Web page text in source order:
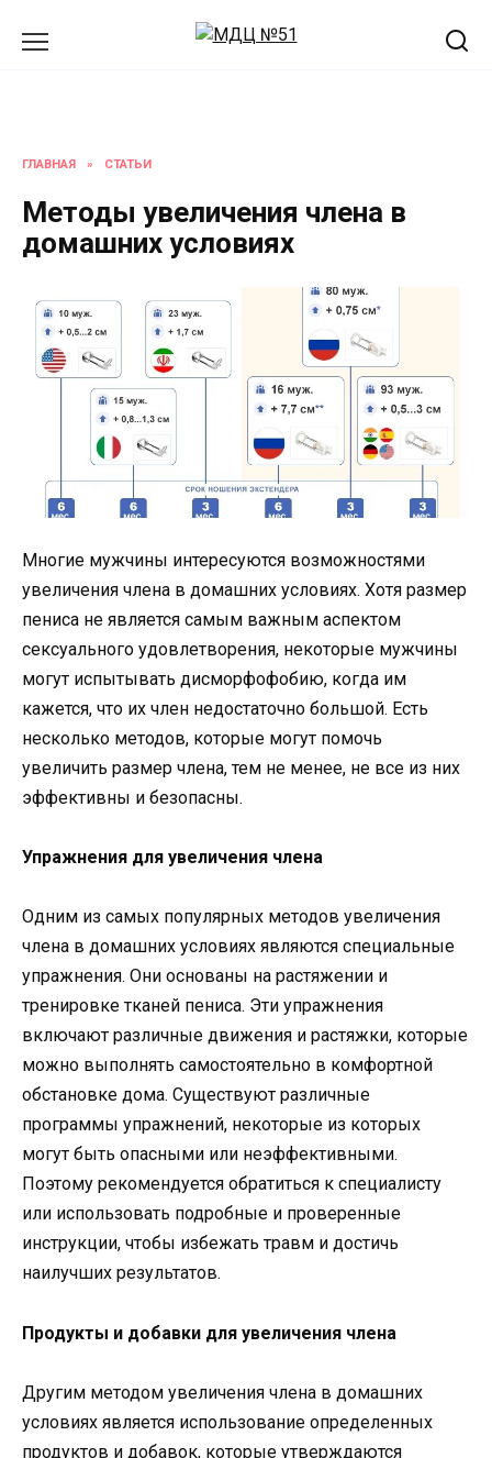
ГЛАВНАЯ » СТАТЬИ
Методы увеличения члена в
домашних условиях
Многие мужчины интересуются возможностями
увеличения члена в домашних условиях. Хотя размер
пениса не является самым важным аспектом
сексуального удовлетворения, некоторые мужчины
могут испытывать дисморфофобию, когда им
кажется, что их член недостаточно большой. Есть
несколько методов, которые могут помочь
увеличить размер члена, тем не менее, не все из них
эффективны и безопасны.
Упражнения для увеличения члена
Одним из самых популярных методов увеличения
члена в домашних условиях являются специальные
упражнения. Они основаны на растяжении и
тренировке тканей пениса. Эти упражнения
включают различные движения и растяжки, которые
можно выполнять самостоятельно в комфортной
обстановке дома. Существуют различные
программы упражнений, некоторые из которых
могут быть опасными или неэффективными.
Поэтому рекомендуется обратиться к специалисту
или использовать подробные и проверенные
инструкции, чтобы избежать травм и достичь
наилучших результатов.
Продукты и добавки для увеличения члена
Другим методом увеличения члена в домашних
условиях является использование определенных
продуктов и добавок, которые утверждаются